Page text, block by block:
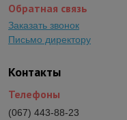
Контакты
Телефоны
(067) 443-88-23
Обратная связь
Заказать звонок
Письмо директору